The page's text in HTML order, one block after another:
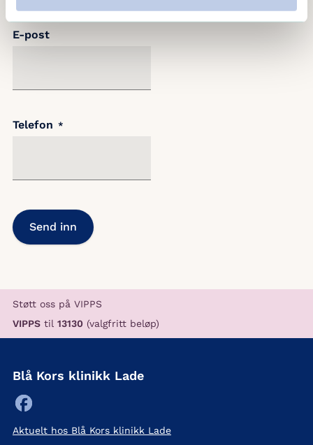
E-post
Telefon *
Støtt oss på VIPPS
VIPPS til 13130 (valgfritt beløp)
Blå Kors klinikk Lade
Aktuelt hos Blå Kors klinikk Lade